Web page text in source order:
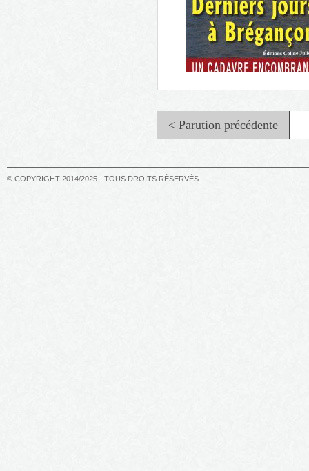
< Parution précédente
© COPYRIGHT 2014/2025 - TOUS DROITS RÉSERVÉS